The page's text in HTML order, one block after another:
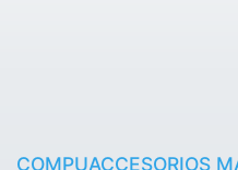
COMPUACCESORIOS